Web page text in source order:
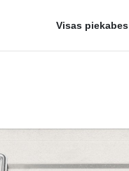
Visas piekabes